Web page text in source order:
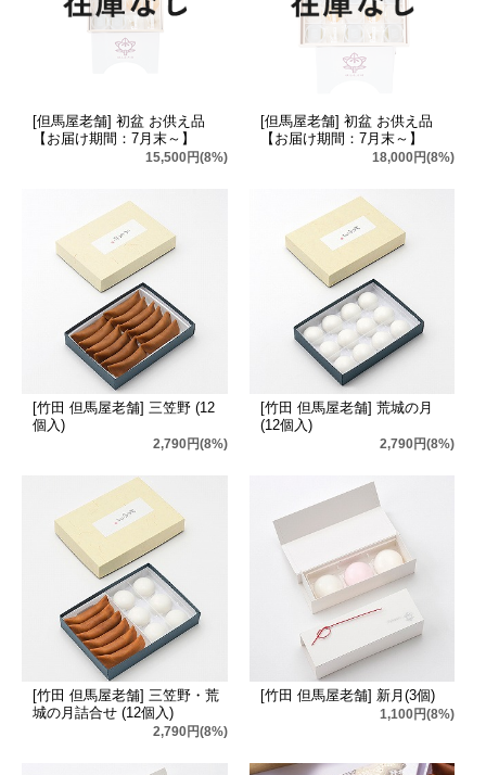
[但馬屋老舗] 初盆 お供え品
【お届け期間：7月末～】
15,500円(8%)
[但馬屋老舗] 初盆 お供え品
【お届け期間：7月末～】
18,000円(8%)
[竹田 但馬屋老舗] 三笠野 (12
個入)
2,790円(8%)
[竹田 但馬屋老舗] 荒城の月
(12個入)
2,790円(8%)
[竹田 但馬屋老舗] 三笠野・荒
城の月詰合せ (12個入)
2,790円(8%)
[竹田 但馬屋老舗] 新月(3個)
1,100円(8%)